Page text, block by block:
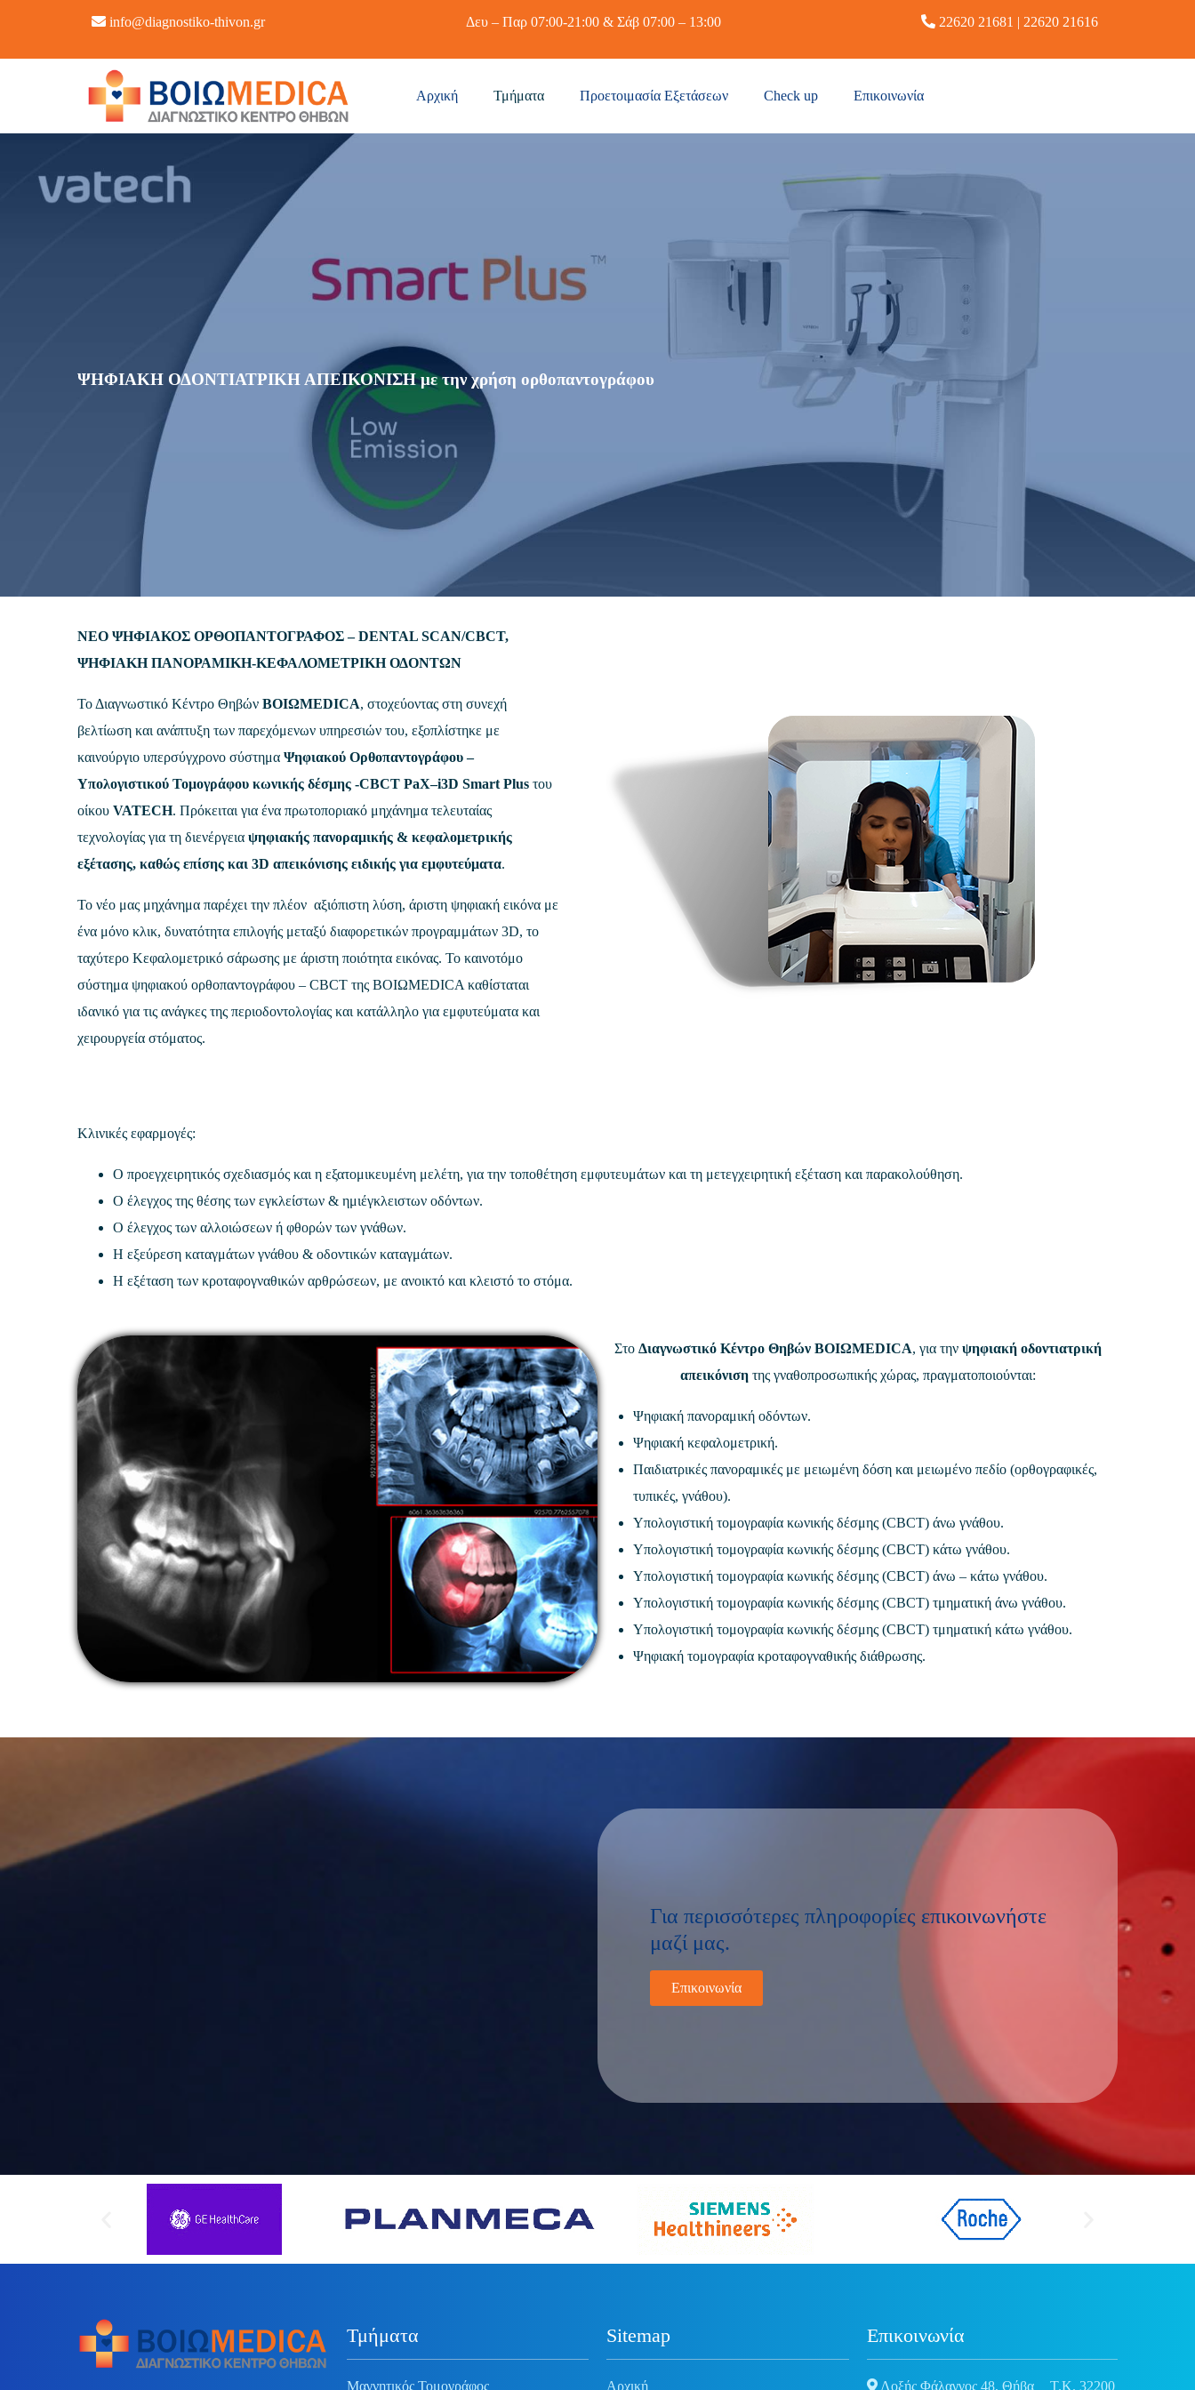
info@diagnostiko-thivon.gr Δευ – Παρ 07:00-21:00 & Σάβ 07:00 – 13:00 22620 21681 | 22620 21616
Αρχική Τμήματα Προετοιμασία Εξετάσεων Check up Επικοινωνία
ΨΗΦΙΑΚΗ ΟΔΟΝΤΙΑΤΡΙΚΗ ΑΠΕΙΚΟΝΙΣΗ με την χρήση ορθοπαντογράφου
ΝΕΟ ΨΗΦΙΑΚΟΣ ΟΡΘΟΠΑΝΤΟΓΡΑΦΟΣ– DENTAL SCAN/CBCT,
ΨΗΦΙΑΚΗ ΠΑΝΟΡΑΜΙΚΗ-ΚΕΦΑΛΟΜΕΤΡΙΚΗ ΟΔΟΝΤΩΝ
Το Διαγνωστικό Κέντρο Θηβών ΒΟΙΩMEDICA, στοχεύοντας στη συνεχή
βελτίωση και ανάπτυξη των παρεχόμενων υπηρεσιών του, εξοπλίστηκε με
καινούργιο υπερσύγχρονο σύστημα Ψηφιακού Ορθοπαντογράφου –
Υπολογιστικού Τομογράφου κωνικής δέσμης -CBCT PaX–i3D Smart Plus του
οίκου VATECH. Πρόκειται για ένα πρωτοποριακό μηχάνημα τελευταίας
τεχνολογίας για τη διενέργεια ψηφιακής πανοραμικής & κεφαλομετρικής
εξέτασης, καθώς επίσης και 3D απεικόνισης ειδικής για εμφυτεύματα.
Το νέο μας μηχάνημα παρέχει την πλέον αξιόπιστη λύση, άριστη ψηφιακή εικόνα με
ένα μόνο κλικ, δυνατότητα επιλογής μεταξύ διαφορετικών προγραμμάτων 3D, το
ταχύτερο Κεφαλομετρικό σάρωσης με άριστη ποιότητα εικόνας. Το καινοτόμο
σύστημα ψηφιακού ορθοπαντογράφου – CBCT της ΒΟΙΩMEDICA καθίσταται
ιδανικό για τις ανάγκες της περιοδοντολογίας και κατάλληλο για εμφυτεύματα και
χειρουργεία στόματος.
Κλινικές εφαρμογές:
Ο προεγχειρητικός σχεδιασμός και η εξατομικευμένη μελέτη, για την τοποθέτηση εμφυτευμάτων και τη μετεγχειρητική εξέταση και παρακολούθηση.
Ο έλεγχος της θέσης των εγκλείστων & ημιέγκλειστων οδόντων.
Ο έλεγχος των αλλοιώσεων ή φθορών των γνάθων.
Η εξεύρεση καταγμάτων γνάθου & οδοντικών καταγμάτων.
Η εξέταση των κροταφογναθικών αρθρώσεων, με ανοικτό και κλειστό το στόμα.
Στο Διαγνωστικό Κέντρο Θηβών ΒΟΙΩMEDICA, για την ψηφιακή οδοντιατρική
απεικόνισητης γναθοπροσωπικής χώρας, πραγματοποιούνται:
Ψηφιακή πανοραμική οδόντων.
Ψηφιακή κεφαλομετρική.
Παιδιατρικές πανοραμικές με μειωμένη δόση και μειωμένο πεδίο (ορθογραφικές,
τυπικές, γνάθου).
Υπολογιστική τομογραφία κωνικής δέσμης (CBCT) άνω γνάθου.
Υπολογιστική τομογραφία κωνικής δέσμης (CBCT) κάτω γνάθου.
Υπολογιστική τομογραφία κωνικής δέσμης (CBCT) άνω – κάτω γνάθου.
Υπολογιστική τομογραφία κωνικής δέσμης (CBCT) τμηματική άνω γνάθου.
Υπολογιστική τομογραφία κωνικής δέσμης (CBCT) τμηματική κάτω γνάθου.
Ψηφιακή τομογραφία κροταφογναθικής διάθρωσης.
Για περισσότερες πληροφορίες επικοινωνήστε
μαζί μας.
Επικοινωνία
Τμήματα
Μαγνητικός Τομογράφος
Sitemap
Αρχική
Επικοινωνία
Λοξής Φάλαγγος 48, Θήβα Τ.Κ. 32200